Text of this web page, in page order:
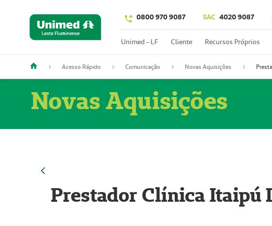
0800 970 9087 SAC 4020 9087
Unimed - LF Cliente Recursos Próprios
Acesso Rápido Comunicação Novas Aquisições
Novas Aquisições
Prestador Clínica Itaipú